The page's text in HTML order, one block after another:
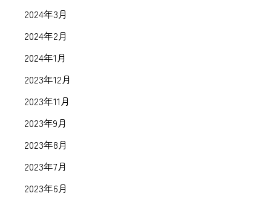
2024年3月
2024年2月
2024年1月
2023年12月
2023年11月
2023年9月
2023年8月
2023年7月
2023年6月